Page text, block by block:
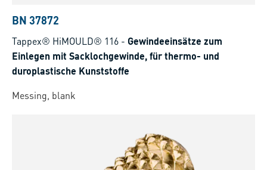
BN 37872
Tappex® HiMOULD® 116 - Gewindeeinsätze zum
Einlegen mit Sacklochgewinde, für thermo- und
duroplastische Kunststoffe
Messing, blank